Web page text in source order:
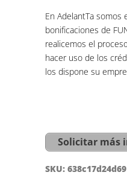
En AdelantTa
bonificaciones de
realicemos el
hacer uso de los
los dispone su
Solicitar más
SKU: 638c17d24d69